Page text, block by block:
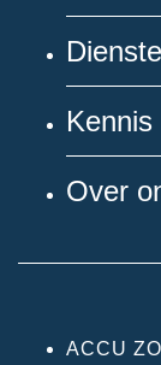
Kennis
Over
ACCU